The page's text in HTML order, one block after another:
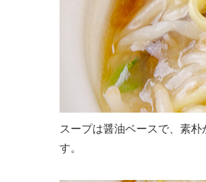
スープは醤油ベースで、素
す。